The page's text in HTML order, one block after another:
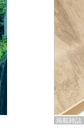
掲載雑誌